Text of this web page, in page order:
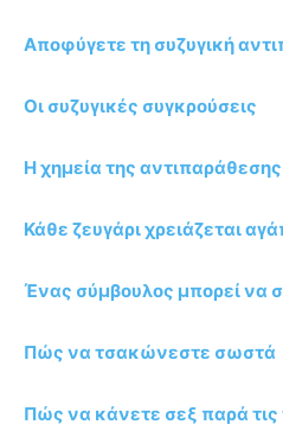
Αποφύγετε τη συζυγική
Οι συζυγικές συγκρούσεις
Η χημεία της
Κάθε ζευγάρι χρειάζεται
Ένας σύμβουλος μπορεί να
Πώς να τσακώνεστε σωστά
Πώς να κάνετε σεξ παρά